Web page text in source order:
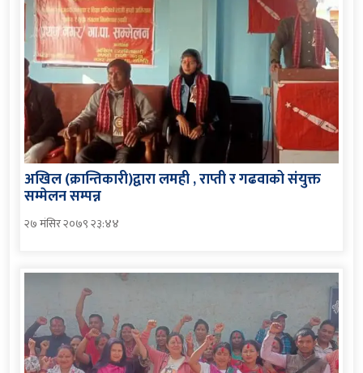
अखिल (क्रान्तिकारी)द्वारा लमही , राप्ती र गढवाको संयुक्त
सम्मेलन सम्पन्न
२७ मंसिर २०७९ २३:४४